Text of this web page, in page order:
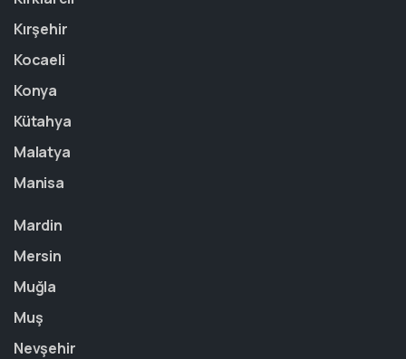
Kırşehir
Kocaeli
Konya
Kütahya
Malatya
Manisa
Mardin
Mersin
Muğla
Muş
Nevşehir